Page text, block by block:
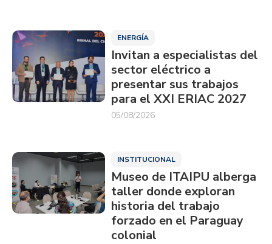
ENERGÍA
Invitan a especialistas del
sector eléctrico a
presentar sus trabajos
para el XXI ERIAC 2027
05/08/2026
INSTITUCIONAL
Museo de ITAIPU alberga
taller donde exploran
historia del trabajo
forzado en el Paraguay
colonial